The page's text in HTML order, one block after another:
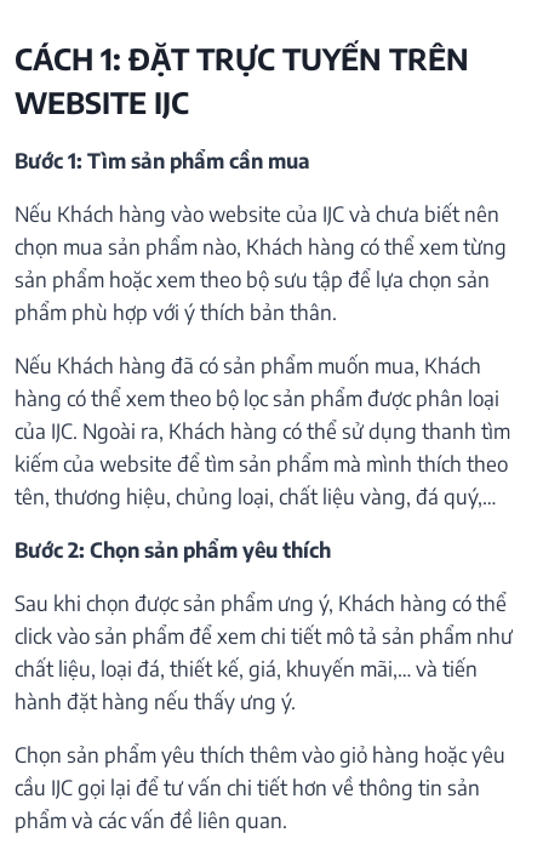
CÁCH 1: ĐẶT TRỰC TUYẾN TRÊN
WEBSITE IJC
Bước 1: Tìm sản phẩm cần mua
Nếu Khách hàng vào website của IJC và chưa biết nên
chọn mua sản phẩm nào, Khách hàng có thể xem từng
sản phẩm hoặc xem theo bộ sưu tập để lựa chọn sản
phẩm phù hợp với ý thích bản thân.
Nếu Khách hàng đã có sản phẩm muốn mua, Khách
hàng có thể xem theo bộ lọc sản phẩm được phân loại
của IJC. Ngoài ra, Khách hàng có thể sử dụng thanh tìm
kiếm của website để tìm sản phẩm mà mình thích theo
tên, thương hiệu, chủng loại, chất liệu vàng, đá quý,…
Bước 2: Chọn sản phẩm yêu thích
Sau khi chọn được sản phẩm ưng ý, Khách hàng có thể
click vào sản phẩm để xem chi tiết mô tả sản phẩm như
chất liệu, loại đá, thiết kế, giá, khuyến mãi,… và tiến
hành đặt hàng nếu thấy ưng ý.
Chọn sản phẩm yêu thích thêm vào giỏ hàng hoặc yêu
cầu IJC gọi lại để tư vấn chi tiết hơn về thông tin sản
phẩm và các vấn đề liên quan.